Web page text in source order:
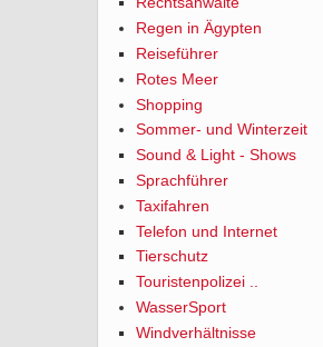
Regen in Ägypten
Reiseführer
Rotes Meer
Shopping
Sommer- und Winterzeit
Sound & Light - Shows
Sprachführer
Taxifahren
Telefon und Internet
Tierschutz
Touristenpolizei ..
WasserSport
Windverhältnisse